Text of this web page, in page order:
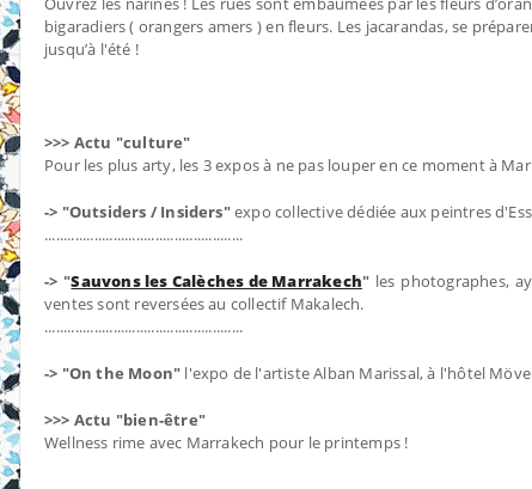
bigaradiers ( orangers amers ) en fleurs. Les jacarandas, se
jusqu’à l'été !
>>> Actu "culture"
Pour les plus arty, les 3 expos à ne pas louper en ce moment à
-> "Outsiders / Insiders"expo collective dédiée aux peintres
....................................................
-> "Sauvons les Calèches de Marrakech" les photographes,
ventes sont reversées au collectif Makalech.
​....................................................
-> "On the Moon" l'expo de l'artiste Alban Marissal, à l'hôtel
>>> Actu "bien-être"
Wellness rime avec Marrakech pour le printemps !